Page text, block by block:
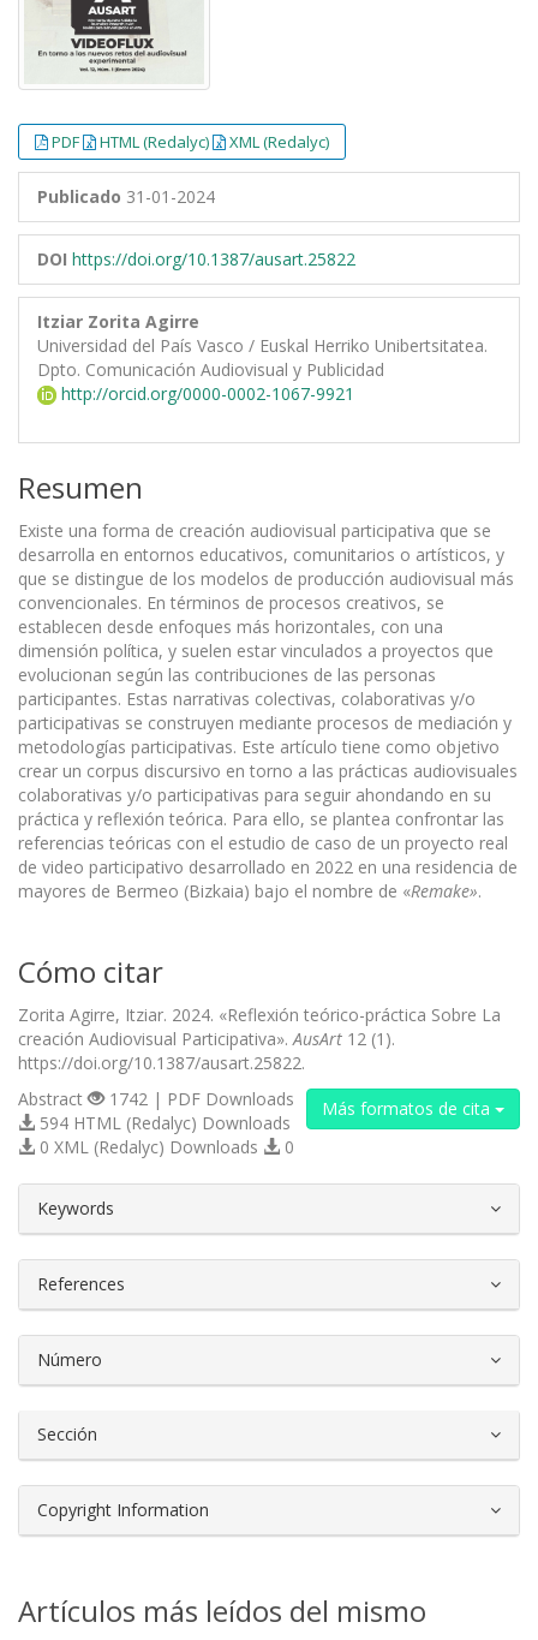
PDF HTML (Redalyc) XML (Redalyc)
Publicado 31-01-2024
DOI https://doi.org/10.1387/ausart.25822
Itziar Zorita Agirre
Universidad del País Vasco / Euskal Herriko Unibertsitatea.
Dpto. Comunicación Audiovisual y Publicidad
http://orcid.org/0000-0002-1067-9921
Resumen
Existe una forma de creación audiovisual participativa que se
desarrolla en entornos educativos, comunitarios o artísticos, y
que se distingue de los modelos de producción audiovisual más
convencionales. En términos de procesos creativos, se
establecen desde enfoques más horizontales, con una
dimensión política, y suelen estar vinculados a proyectos que
evolucionan según las contribuciones de las personas
participantes. Estas narrativas colectivas, colaborativas y/o
participativas se construyen mediante procesos de mediación y
metodologías participativas. Este artículo tiene como objetivo
crear un corpus discursivo en torno a las prácticas audiovisuales
colaborativas y/o participativas para seguir ahondando en su
práctica y reflexión teórica. Para ello, se plantea confrontar las
referencias teóricas con el estudio de caso de un proyecto real
de video participativo desarrollado en 2022 en una residencia de
mayores de Bermeo (Bizkaia) bajo el nombre de «Remake».
Cómo citar
Zorita Agirre, Itziar. 2024. «Reflexión teórico-práctica Sobre La
creación Audiovisual Participativa».AusArt 12 (1).
https://doi.org/10.1387/ausart.25822.
Más formatos de cita
Abstract
1742 | PDF Downloads
594 HTML (Redalyc) Downloads
0 XML (Redalyc) Downloads
0
Keywords
References
Número
Sección
Copyright Information
Artículos más leídos del mismo